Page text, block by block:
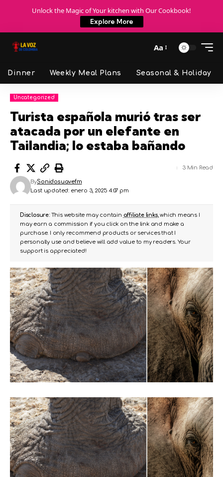
Unlock the Magic of Your kitchen with Our Cookbook!
Explore More
Aa
Dinner Weekly Meal Plans Seasonal & Holiday
Uncategorized
Turista española murió tras ser
atacada por un elefante en
Tailandia; lo estaba bañando
Last updated: enero 3, 2025 4:07 pm
BySonidosuavefm
3 Min Read
Disclosure:This website may contain affiliate links, which means I
may earn a commission if you click on the link and make a
purchase. I only recommend products or services that I
personally use and believe will add value to my readers. Your
support is appreciated!